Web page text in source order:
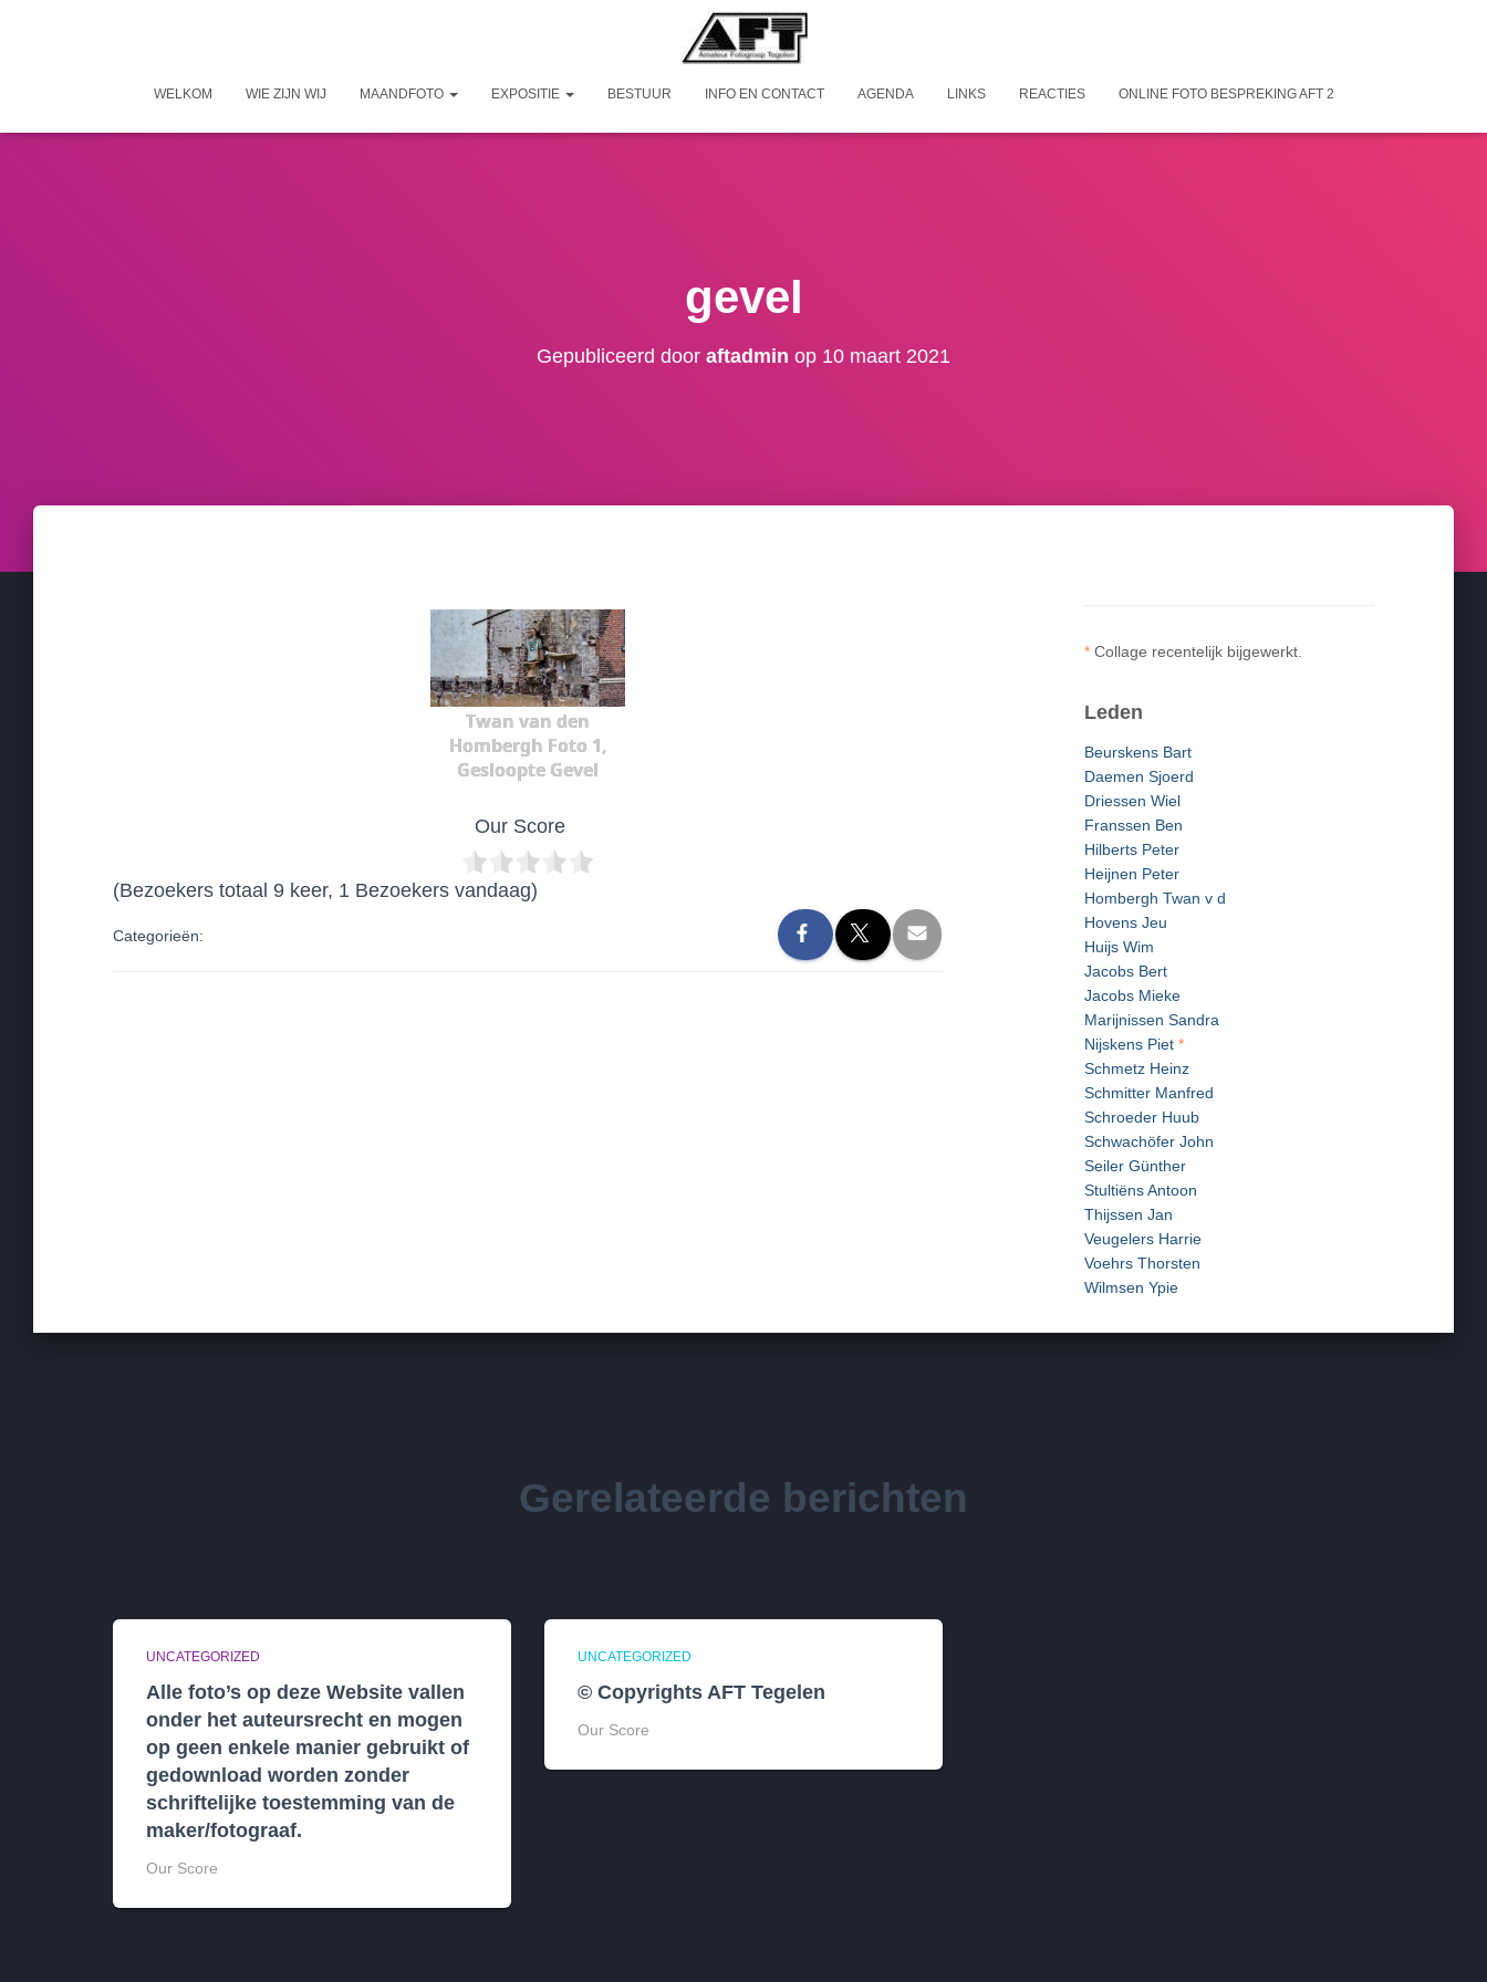
WELKOM WIE ZIJN WIJ MAANDFOTO EXPOSITIE BESTUUR INFO EN CONTACT AGENDA LINKS REACTIES ONLINE FOTO BESPREKING AFT 2
gevel
Gepubliceerd door aftadmin op 10 maart 2021
Twan van den
Hombergh Foto 1,
Gesloopte Gevel
Our Score
(Bezoekers totaal 9 keer, 1 Bezoekers vandaag)
Categorieën:
* Collage recentelijk bijgewerkt.
Leden
Beurskens Bart
Daemen Sjoerd
Driessen Wiel
Franssen Ben
Hilberts Peter
Heijnen Peter
Hombergh Twan v d
Hovens Jeu
Huijs Wim
Jacobs Bert
Jacobs Mieke
Marijnissen Sandra
Nijskens Piet *
Schmetz Heinz
Schmitter Manfred
Schroeder Huub
Schwachöfer John
Seiler Günther
Stultiëns Antoon
Thijssen Jan
Veugelers Harrie
Voehrs Thorsten
Wilmsen Ypie
Gerelateerde berichten
UNCATEGORIZED
Alle foto’s op deze Website vallen
onder het auteursrecht en mogen
op geen enkele manier gebruikt of
gedownload worden zonder
schriftelijke toestemming van de
maker/fotograaf.
Our Score
UNCATEGORIZED
© Copyrights AFT Tegelen
Our Score